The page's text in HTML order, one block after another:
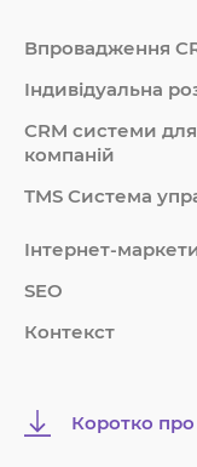
Впровадження
Індивідуальна
СRM системи
компаній
TMS Система
Інтернет-
SEO
Контекст
Коротко